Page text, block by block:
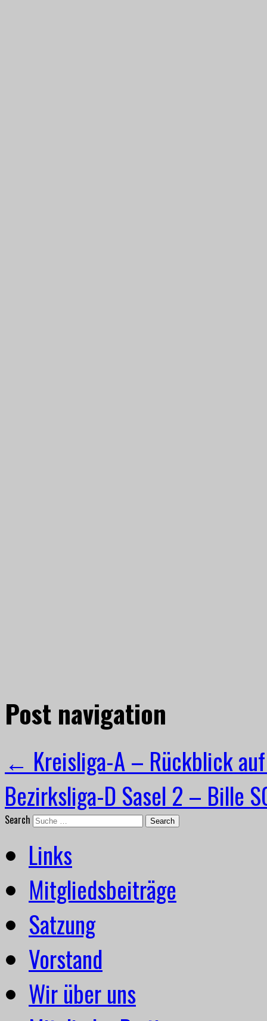
Post navigation
← Kreisliga-A – Rückblick
Bezirksliga-D Sasel 2 – Bille
Search
Links
Mitgliedsbeiträge
Satzung
Vorstand
Wir über uns